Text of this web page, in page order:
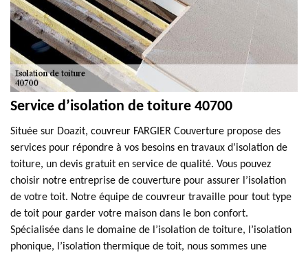
Service d’isolation de toiture 40700
Située sur Doazit, couvreur FARGIER Couverture propose des
services pour répondre à vos besoins en travaux d’isolation de
toiture, un devis gratuit en service de qualité. Vous pouvez
choisir notre entreprise de couverture pour assurer l’isolation
de votre toit. Notre équipe de couvreur travaille pour tout type
de toit pour garder votre maison dans le bon confort.
Spécialisée dans le domaine de l’isolation de toiture, l’isolation
phonique, l’isolation thermique de toit, nous sommes une